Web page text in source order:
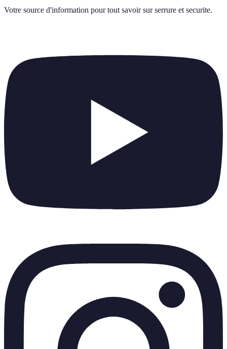
Votre source d'information pour tout savoir sur serrure et securite.